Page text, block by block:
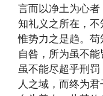
言而以净土为心
知礼义之所在，不
惟势力之是趋。
自咎，所为虽不
虽不能尽超乎刑
人之域，而终为